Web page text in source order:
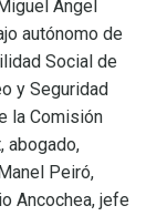
Angel
autónomo de
Social de
y Seguridad
la Comisión
abogado,
Peiró,
Ancochea, jefe